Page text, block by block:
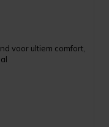
voor ultiem comfort,